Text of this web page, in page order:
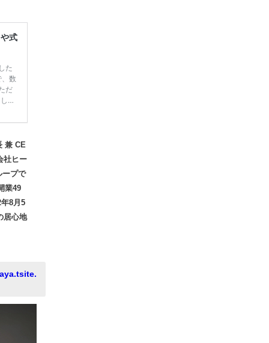
式
た
数
だ
ま
ユ
候
兼 CE
社ヒー
ープで
業49
8月5
居心地